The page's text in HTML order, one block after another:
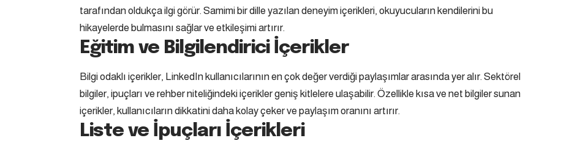
tarafından oldukça ilgi görür. Samimi bir dille yazılan deneyim içerikleri, okuyucuların kendilerini bu
hikayelerde bulmasını sağlar ve etkileşimi artırır.
Eğitim ve Bilgilendirici İçerikler
Bilgi odaklı içerikler, LinkedIn kullanıcılarının en çok değer verdiği paylaşımlar arasında yer alır. Sektörel
bilgiler, ipuçları ve rehber niteliğindeki içerikler geniş kitlelere ulaşabilir. Özellikle kısa ve net bilgiler sunan
içerikler, kullanıcıların dikkatini daha kolay çeker ve paylaşım oranını artırır.
Liste ve İpuçları İçerikleri